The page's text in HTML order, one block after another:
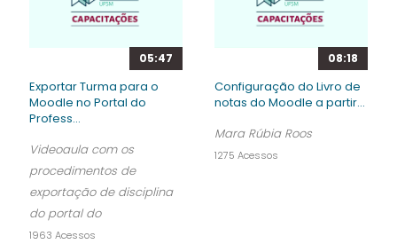
05:47
Exportar Turma para o
Moodle no Portal do
Profess...
Videoaula com os
procedimentos de
exportação de disciplina
do portal do
1963 Acessos
08:18
Configuração do Livro de
notas do Moodle a partir...
Mara Rúbia Roos
1275 Acessos